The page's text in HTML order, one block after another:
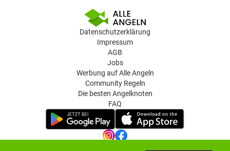
Datenschutzerklärung
Impressum
AGB
Jobs
Werbung auf Alle Angeln
Community Regeln
Die besten Angelknoten
FAQ